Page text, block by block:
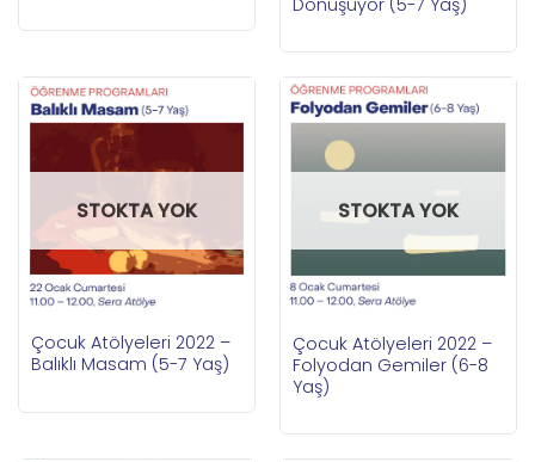
Dönüşüyor (5-7 Yaş)
STOKTA YOK
Çocuk Atölyeleri 2022 –
Balıklı Masam (5-7 Yaş)
STOKTA YOK
Çocuk Atölyeleri 2022 –
Folyodan Gemiler (6-8
Yaş)